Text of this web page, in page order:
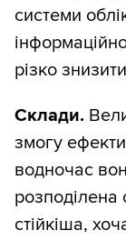
системи
різко
Склади.
змогу
водночас
розподілена
стійкіша,